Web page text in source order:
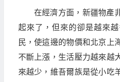
在經濟方面，新疆物產
起來了，但來的卻是越來
民，使這邊的物價和北京上
不斷上漲，生活壓力越來越
來越少，維吾爾族是從小吃